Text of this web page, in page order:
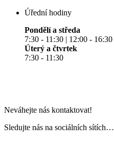
Úřední hodiny
Pondělí a středa
7:30 - 11:30 | 12:00 - 16:30
Úterý a čtvrtek
7:30 - 11:30
Neváhejte nás kontaktovat!
Sledujte nás na sociálních sítích…